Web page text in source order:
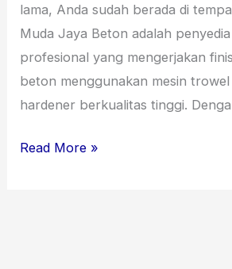
lama, Anda sudah berada di
Muda Jaya Beton adalah
profesional yang mengerjakan
beton menggunakan mesin
hardener berkualitas tinggi.
Read More »